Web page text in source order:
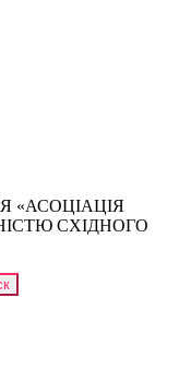
«АСОЦІАЦІЯ
СХІДНОГО